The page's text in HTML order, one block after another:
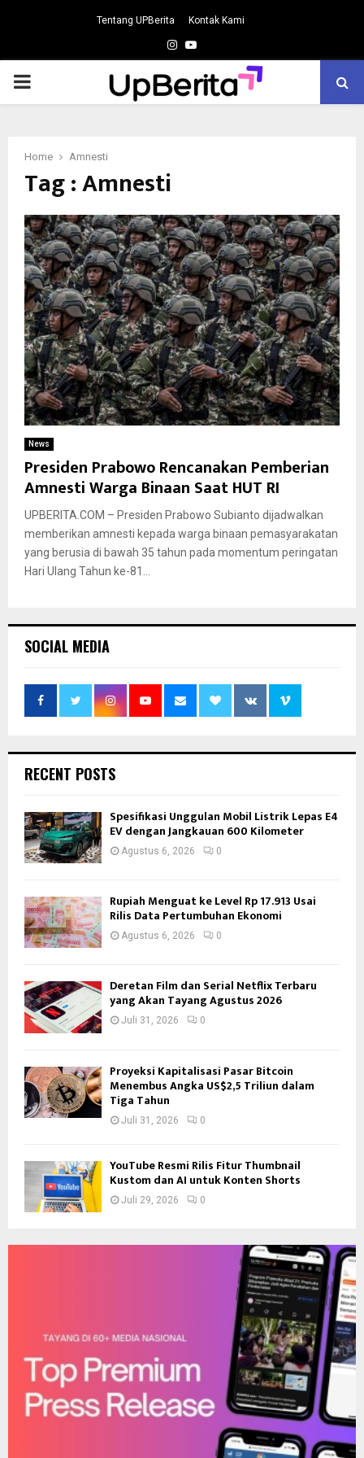
Tentang UPBerita Kontak Kami
Instagram
Youtube
PRIMARY
Home Amnesti
Tag : Amnesti
News
Presiden Prabowo Rencanakan Pemberian
Amnesti Warga Binaan Saat HUT RI
UPBERITA.COM – Presiden Prabowo Subianto dijadwalkan
memberikan amnesti kepada warga binaan pemasyarakatan
yang berusia di bawah 35 tahun pada momentum peringatan
Hari Ulang Tahun ke-81...
SOCIAL MEDIA
RECENT POSTS
Spesifikasi Unggulan Mobil Listrik Lepas E4
EV dengan Jangkauan 600 Kilometer
Agustus 6, 2026 0
Rupiah Menguat ke Level Rp 17.913 Usai
Rilis Data Pertumbuhan Ekonomi
Agustus 6, 2026 0
Deretan Film dan Serial Netflix Terbaru
yang Akan Tayang Agustus 2026
Juli 31, 2026 0
Proyeksi Kapitalisasi Pasar Bitcoin
Menembus Angka US$2,5 Triliun dalam
Tiga Tahun
Juli 31, 2026 0
YouTube Resmi Rilis Fitur Thumbnail
Kustom dan AI untuk Konten Shorts
Juli 29, 2026 0